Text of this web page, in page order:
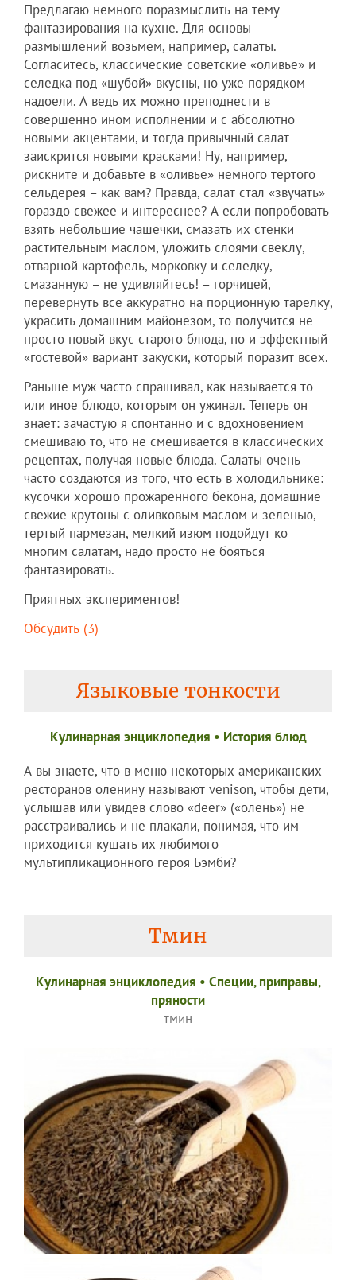
Предлагаю немного поразмыслить на тему
фантазирования на кухне. Для основы
размышлений возьмем, например, салаты.
Согласитесь, классические советские «оливье» и
селедка под «шубой» вкусны, но уже порядком
надоели. А ведь их можно преподнести в
совершенно ином исполнении и с абсолютно
новыми акцентами, и тогда привычный салат
заискрится новыми красками! Ну, например,
рискните и добавьте в «оливье» немного тертого
сельдерея – как вам? Правда, салат стал «звучать»
гораздо свежее и интереснее? А если попробовать
взять небольшие чашечки, смазать их стенки
растительным маслом, уложить слоями свеклу,
отварной картофель, морковку и селедку,
смазанную – не удивляйтесь! – горчицей,
перевернуть все аккуратно на порционную тарелку,
украсить домашним майонезом, то получится не
просто новый вкус старого блюда, но и эффектный
«гостевой» вариант закуски, который поразит всех.
Раньше муж часто спрашивал, как называется то
или иное блюдо, которым он ужинал. Теперь он
знает: зачастую я спонтанно и с вдохновением
смешиваю то, что не смешивается в классических
рецептах, получая новые блюда. Салаты очень
часто создаются из того, что есть в холодильнике:
кусочки хорошо прожаренного бекона, домашние
свежие крутоны с оливковым маслом и зеленью,
тертый пармезан, мелкий изюм подойдут ко
многим салатам, надо просто не бояться
фантазировать.
Приятных экспериментов!
Обсудить (3)
Языковые тонкости
Кулинарная энциклопедия • История блюд
А вы знаете, что в меню некоторых американских
ресторанов оленину называют venison, чтобы дети,
услышав или увидев слово «deer» («олень») не
расстраивались и не плакали, понимая, что им
приходится кушать их любимого
мультипликационного героя Бэмби?
Тмин
Кулинарная энциклопедия • Специи, приправы,
пряности
тмин